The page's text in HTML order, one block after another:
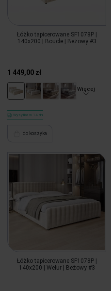
Łóżko tapicerowane SF1078P |
140x200 | Boucle | Beżowy #3
1 449,00 zł
Więcej
Wysyłka w 14 dni
do koszyka
Łóżko tapicerowane SF1078P |
140x200 | Welur | Beżowy #3